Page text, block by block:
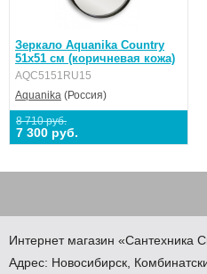
Зеркало Aquanika Country
51x51 см (коричневая кожа)
AQC5151RU15
Aquanika (Россия)
8 710 руб.
7 300 руб.
Интернет магазин «Сантехника
Адрес: Новосибирск